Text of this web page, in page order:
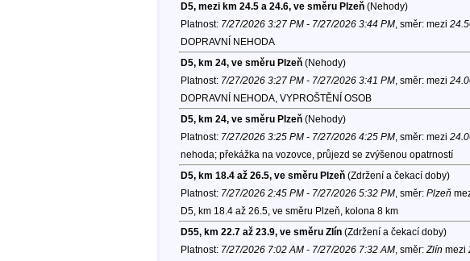
D5, mezi km 24.5 a 24.6, ve směru Plzeň(Nehody)
Platnost: 7/27/2026 3:27 PM - 7/27/2026 3:44 PM, směr: mezi
DOPRAVNÍ NEHODA
D5, km 24, ve směru Plzeň(Nehody)
Platnost: 7/27/2026 3:27 PM - 7/27/2026 3:41 PM, směr: mezi
DOPRAVNÍ NEHODA, VYPROŠTĚNÍ OSOB
D5, km 24, ve směru Plzeň(Nehody)
Platnost: 7/27/2026 3:25 PM - 7/27/2026 4:25 PM, směr: mezi
nehoda; překážka na vozovce, průjezd se zvýšenou opatrností
D5, km 18.4 až 26.5, ve směru Plzeň(Zdržení a čekací doby)
Platnost: 7/27/2026 2:45 PM - 7/27/2026 5:32 PM, směr: Plzeň
D5, km 18.4 až 26.5, ve směru Plzeň, kolona 8 km
D55, km 22.7 až 23.9, ve směru Zlín(Zdržení a čekací doby)
Platnost: 7/27/2026 7:02 AM - 7/27/2026 7:32 AM, směr:Zlín mezi